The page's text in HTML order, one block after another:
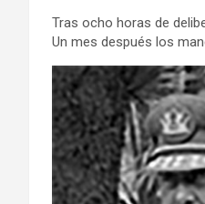
Tras ocho horas de
Un mes después los